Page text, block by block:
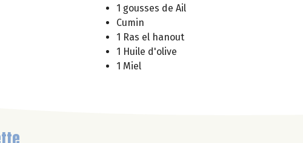
1 gousses de Ail
Cumin
1 Ras el hanout
1 Huile d'olive
1 Miel